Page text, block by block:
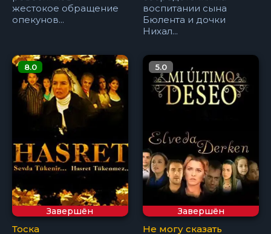
жестокое обращение
опекунов...
воспитании сына
Бюлента и дочки
Нихал...
Завершён
8.0
Тоска
Завершён
5.0
Не могу сказать